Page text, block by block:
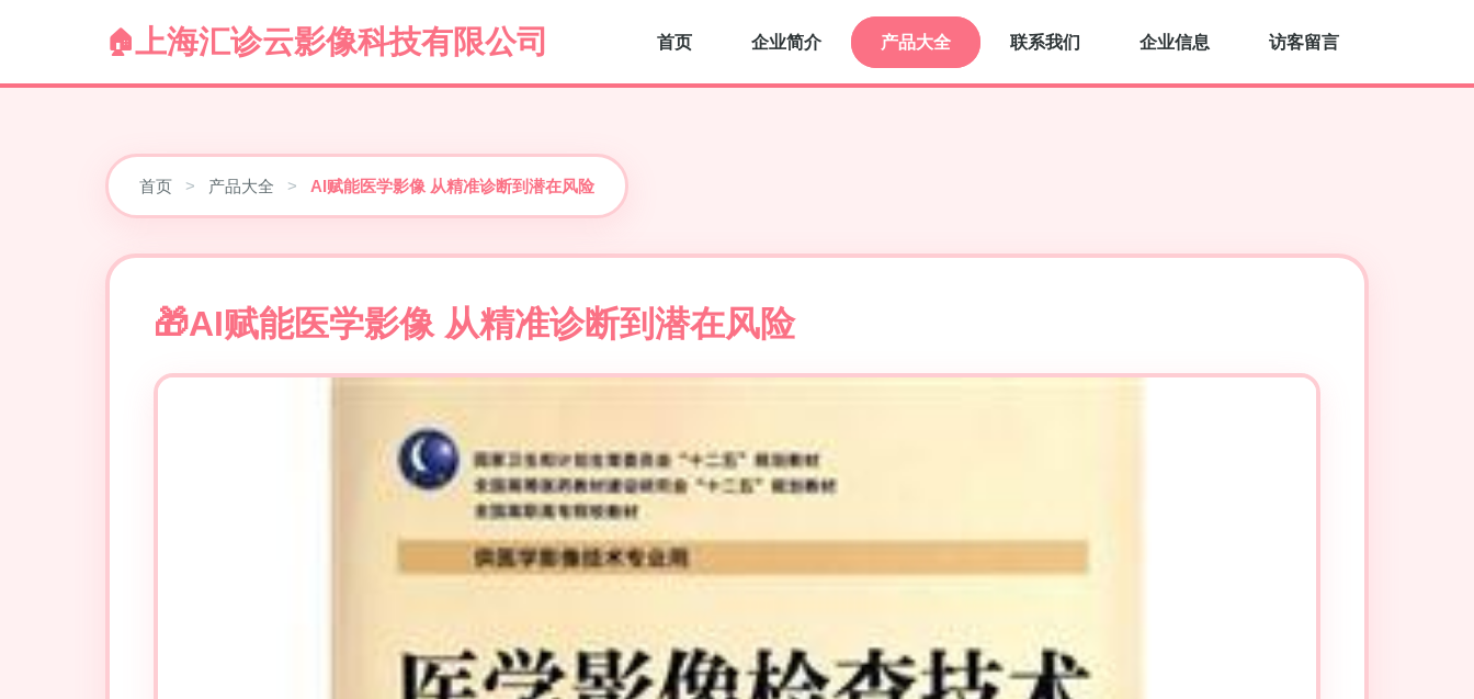
上海汇诊云影像科技有限公司 首页 企业简介 产品大全 联系我们 企业信息 访客留言
首页 > 产品大全 > AI赋能医学影像 从精准诊断到潜在风险
AI赋能医学影像 从精准诊断到潜在风险